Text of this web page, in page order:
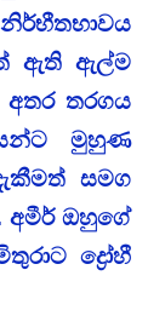
ඇති ඇල්ම
අතර තරගය
මුහුණ
සමග
අමීර් ඔහුගේ
ද්‍රෝහී